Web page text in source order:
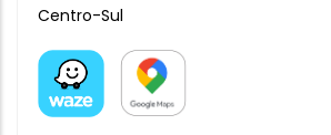
Centro-Sul